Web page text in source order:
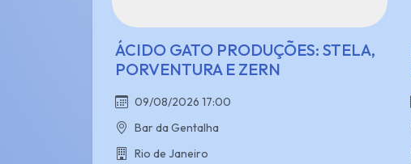
ÁCIDO GATO PRODUÇÕES: STELA,
PORVENTURA E ZERN
09/08/2026 17:00
Bar da Gentalha
Rio de Janeiro